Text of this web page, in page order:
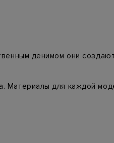
денимом они
Материалы для каждой